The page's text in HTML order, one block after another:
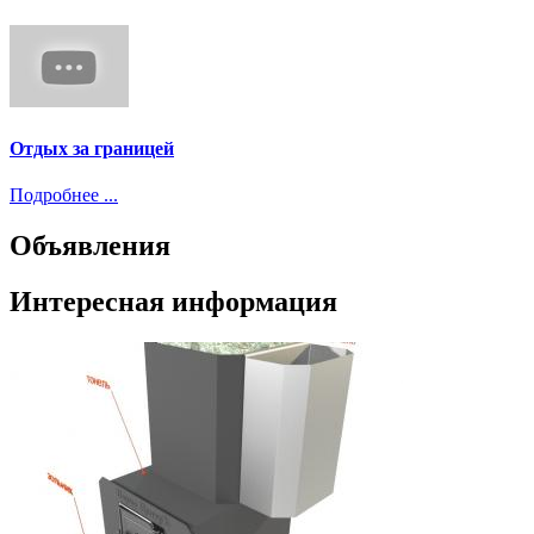
Отдых за границей
Подробнее ...
Объявления
Интересная информация